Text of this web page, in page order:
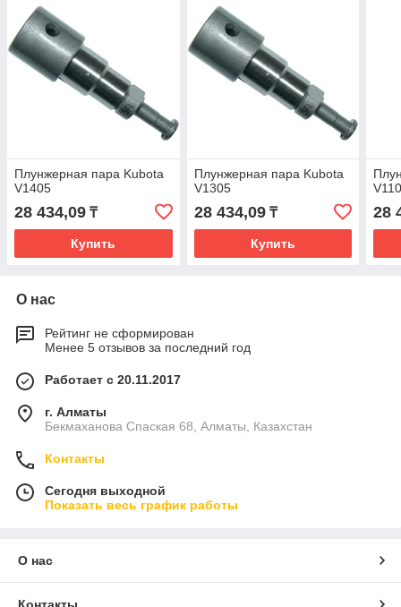
Плунжерная пара Kubota
V1405
28 434,09 ₸
Купить
Плунжерная пара Kubota
V1305
28 434,09₸
Купить
28
О нас
Рейтинг не сформирован
Менее 5 отзывов за последний год
Работает с 20.11.2017
г. Алматы
Бекмаханова Спаская 68, Алматы, Казахстан
Контакты
Сегодня выходной
Показать весь график работы
О нас